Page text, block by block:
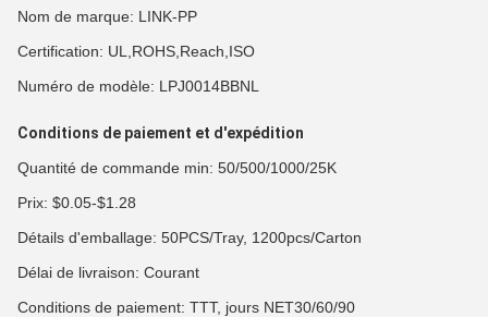
Nom de marque: LINK-PP
Certification: UL,ROHS,Reach,ISO
Numéro de modèle: LPJ0014BBNL
Conditions de paiement et d'expédition
Quantité de commande min: 50/500/1000/25K
Prix: $0.05-$1.28
Détails d'emballage: 50PCS/Tray, 1200pcs/Carton
Délai de livraison: Courant
Conditions de paiement: TTT, jours NET30/60/90